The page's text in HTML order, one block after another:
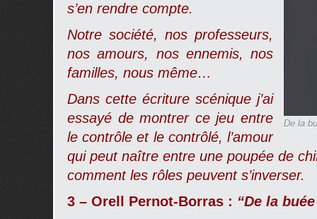
De la
s’en rendre compte.
Notre société, nos professeurs,
nos amours, nos ennemis, nos
familles, nous même…
Dans cette écriture scénique j’ai
essayé de montrer ce jeu entre
le contrôle et le contrôlé, l’amour
qui peut naître entre une poupée de
comment les rôles peuvent s’inverser.
3 – Orell Pernot-Borras : “De la